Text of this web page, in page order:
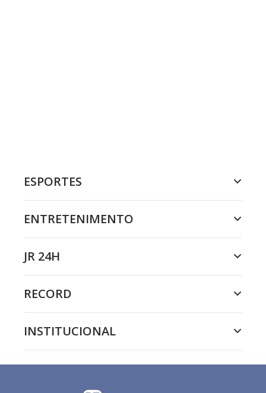
ESPORTES
ENTRETENIMENTO
JR 24H
RECORD
INSTITUCIONAL